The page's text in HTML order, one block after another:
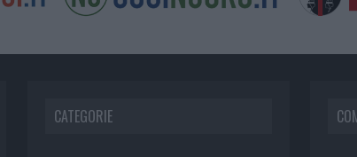
CATEGORIE